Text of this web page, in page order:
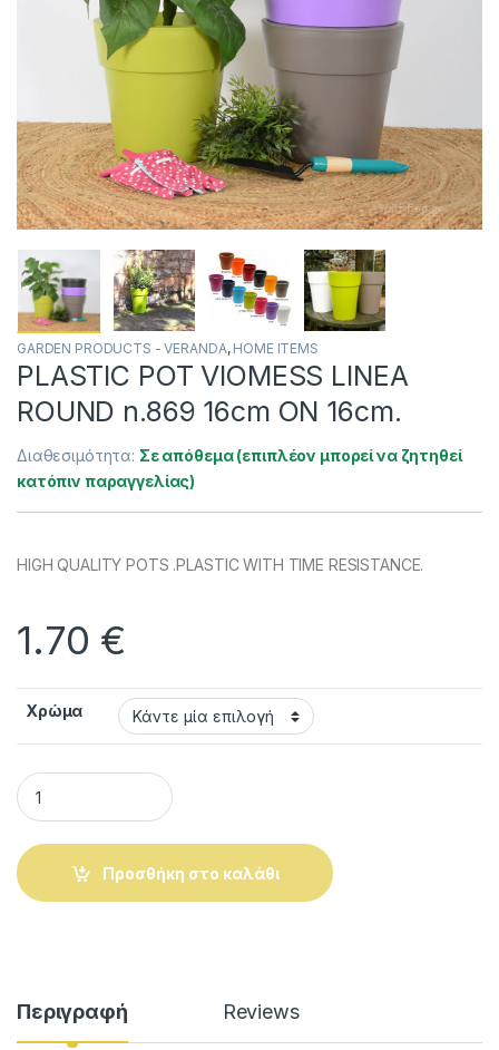
GARDEN PRODUCTS - VERANDA, HOME ITEMS
PLASTIC POT VIOMESS LINEA
ROUND n.869 16cm ON 16cm.
Διαθεσιμότητα: Σε απόθεμα (επιπλέον μπορεί να ζητηθεί
κατόπιν παραγγελίας)
HIGH QUALITY POTS .PLASTIC WITH TIME RESISTANCE.
1.70 €
Χρώμα
PLASTIC POT VIOMESS LINEA ROUND n.869 16cm ON 16cm.
Προσθήκη στο καλάθι
Περιγραφή Reviews